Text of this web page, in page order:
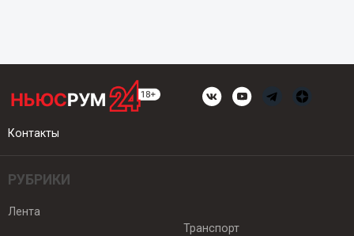
Контакты
РУБРИКИ
Лента
Транспорт